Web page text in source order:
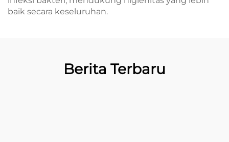
baik secara keseluruhan.
Berita Terbaru